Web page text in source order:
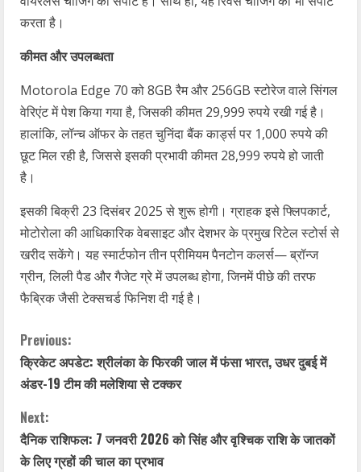
करता है।
कीमत और उपलब्धता
Motorola Edge 70 को 8GB रैम और 256GB स्टोरेज वाले सिंगल
वेरिएंट में पेश किया गया है, जिसकी कीमत 29,999 रुपये रखी गई है।
हालांकि, लॉन्च ऑफर के तहत चुनिंदा बैंक कार्ड्स पर 1,000 रुपये की
छूट मिल रही है, जिससे इसकी प्रभावी कीमत 28,999 रुपये हो जाती
है।
इसकी बिक्री 23 दिसंबर 2025 से शुरू होगी। ग्राहक इसे फ्लिपकार्ट,
मोटोरोला की आधिकारिक वेबसाइट और देशभर के प्रमुख रिटेल स्टोर्स से
खरीद सकेंगे। यह स्मार्टफोन तीन प्रीमियम पैनटोन कलर्स— ब्रॉन्ज
ग्रीन, लिली पैड और गैजेट ग्रे में उपलब्ध होगा, जिनमें पीछे की तरफ
फैब्रिक जैसी टेक्सचर्ड फिनिश दी गई है।
C
o
n
t
Previous:
क्रिकेट अपडेट: श्रीलंका के फिरकी जाल में फंसा भारत, उधर दुबई में
अंडर-19 टीम की मलेशिया से टक्कर
Next:
दैनिक राशिफल: 7 जनवरी 2026 को सिंह और वृश्चिक राशि के जातकों
के लिए ग्रहों की चाल का प्रभाव